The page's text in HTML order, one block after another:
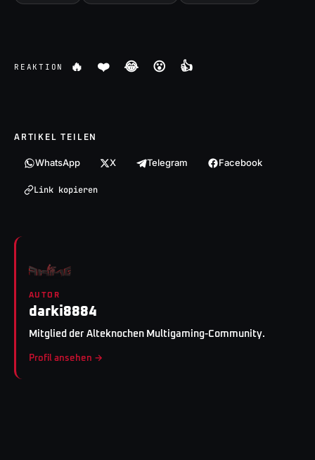
REAKTION 🔥 ❤️ 😂 😮 👍
ARTIKEL TEILEN
WhatsApp X Telegram Facebook
Link kopieren
AUTOR
darki8884
Mitglied der Alteknochen Multigaming-Community.
Profil ansehen →